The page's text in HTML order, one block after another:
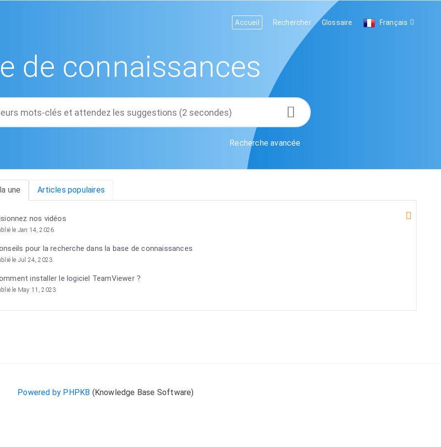
Accueil Rechercher Glossaire Français
de connaissances
Recherche avancée
une Articles populaires
nos vidéos
le Jan 14, 2026
pour la recherche dans la base de connaissances
le Jul 24, 2023
installer le logiciel TeamViewer ?
le May 11, 2023
Powered by PHPKB (Knowledge Base Software)